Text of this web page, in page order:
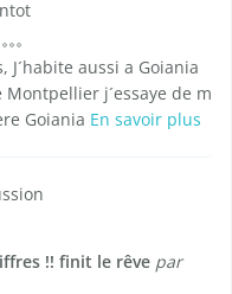
J´habite aussi a Goiania
j´essaye de m
Goiania En savoir plus
!! finit le rêve par